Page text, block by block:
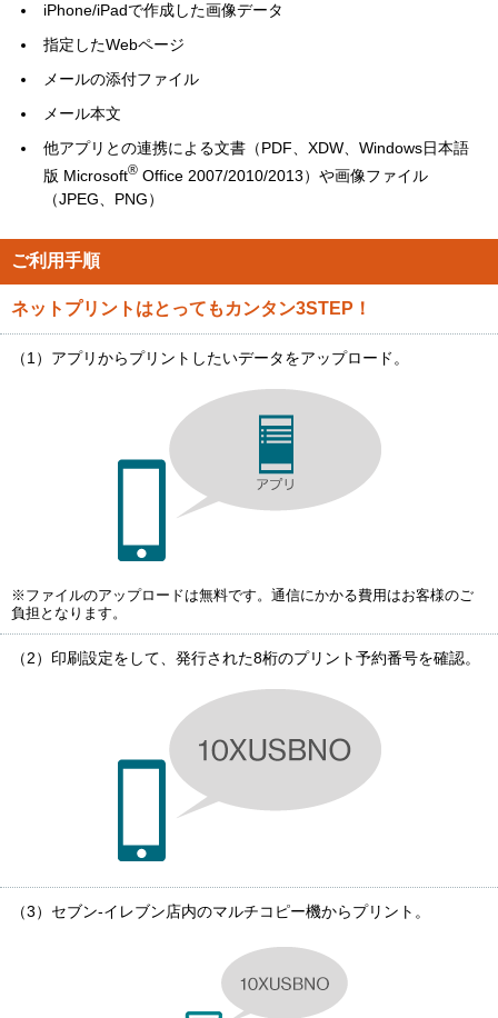
iPhone/iPadで作成した画像データ
指定したWebページ
メールの添付ファイル
メール本文
他アプリとの連携による文書（PDF、XDW、Windows日本語
版 Microsoft® Office 2007/2010/2013）や画像ファイル
（JPEG、PNG）
ご利用手順
ネットプリントはとってもカンタン3STEP！
（1）アプリからプリントしたいデータをアップロード。
※ファイルのアップロードは無料です。通信にかかる費用はお客様のご
負担となります。
（2）印刷設定をして、発行された8桁のプリント予約番号を確認。
（3）セブン-イレブン店内のマルチコピー機からプリント。